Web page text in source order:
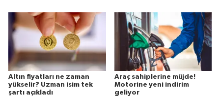
Altın fiyatları ne zaman
yükselir? Uzman isim tek
şartı açıkladı
Araç sahiplerine müjde!
Motorine yeni indirim
geliyor